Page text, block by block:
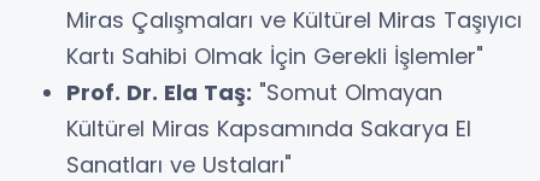
Miras Çalışmaları ve Kültürel Miras Taşıyıcı
Kartı Sahibi Olmak İçin Gerekli İşlemler"
Prof. Dr. Ela Taş: "Somut Olmayan
Kültürel Miras Kapsamında Sakarya El
Sanatları ve Ustaları"